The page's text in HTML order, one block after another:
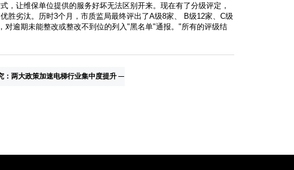
让维保单位提供的服务好坏无法区别开来。现在有了分级评定，
胜劣汰。历时3个月，市质监局最终评出了A级8家、 B级12家、C级
逾期未能整改或整改不到位的列入"黑名单"通报。"所有的评级结
：两大政策加速电梯行业集中度提升